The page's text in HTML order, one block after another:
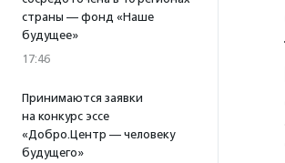
страны — фонд «Наше
будущее»
17:46
Принимаются заявки
на конкурс эссе
«Добро.Центр — человеку
будущего»